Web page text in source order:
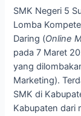
SMK Negeri 5
Lomba
Daring (Online
pada 7 Maret
yang
Marketing).
SMK di
Kabupaten dari